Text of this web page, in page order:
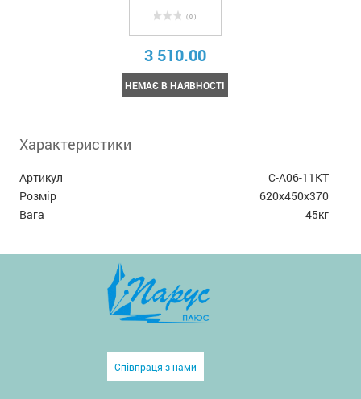
( 0 )
3 510.00
НЕМАЄ В НАЯВНОСТІ
Характеристики
Артикул
С-А06-11КТ
Розмір
620х450х370
Вага
45кг
Співпраця з нами